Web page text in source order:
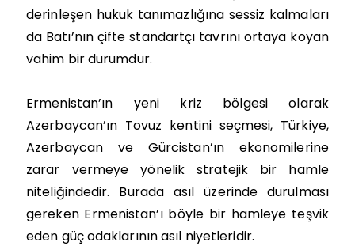
derinleşen hukuk tanımazlığına sessiz kalmaları
da Batı’nın çifte standartçı tavrını ortaya koyan
vahim bir durumdur.
Ermenistan’ın yeni kriz bölgesi olarak
Azerbaycan’ın Tovuz kentini seçmesi, Türkiye,
Azerbaycan ve Gürcistan’ın ekonomilerine
zarar vermeye yönelik stratejik bir hamle
niteliğindedir. Burada asıl üzerinde durulması
gereken Ermenistan’ı böyle bir hamleye teşvik
eden güç odaklarının asıl niyetleridir.